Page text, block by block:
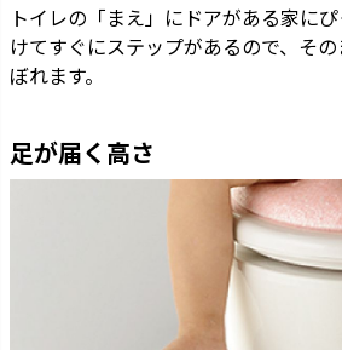
トイレの「まえ」にドアがある家に
けてすぐにステップがあるので、そ
ぼれます。
足が届く高さ